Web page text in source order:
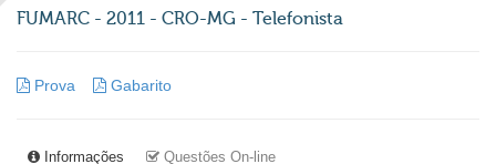
FUMARC - 2011 - CRO-MG - Telefonista
Prova Gabarito
Informações Questões On-line